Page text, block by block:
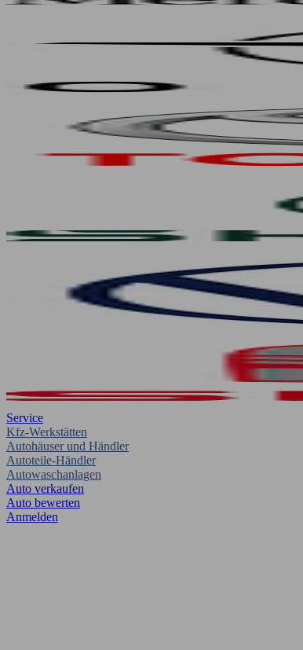
Service
Kfz-Werkstätten
Autohäuser und Händler
Autoteile-Händler
Autowaschanlagen
Auto verkaufen
Auto bewerten
Anmelden